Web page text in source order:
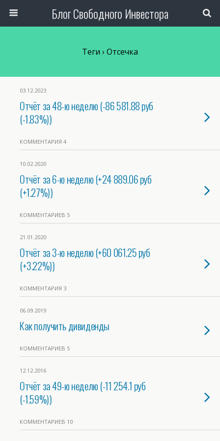
Блог Свободного Инвестора
Теги › Отсечка
03.12.2023
Отчёт за 48-ю неделю (-86 581.88 руб
(-1.83%))
КОММЕНТАРИЯ 4
10.02.2020
Отчёт за 6-ю неделю (+24 889.06 руб
(+1.27%))
КОММЕНТАРИЕВ 5
21.01.2020
Отчёт за 3-ю неделю (+60 061.25 руб
(+3.22%))
КОММЕНТАРИЯ 3
06.09.2019
Как получить дивиденды
КОММЕНТАРИЕВ 5
12.12.2016
Отчёт за 49-ю неделю (-11 254.1 руб
(-1.59%))
КОММЕНТАРИЕВ 10